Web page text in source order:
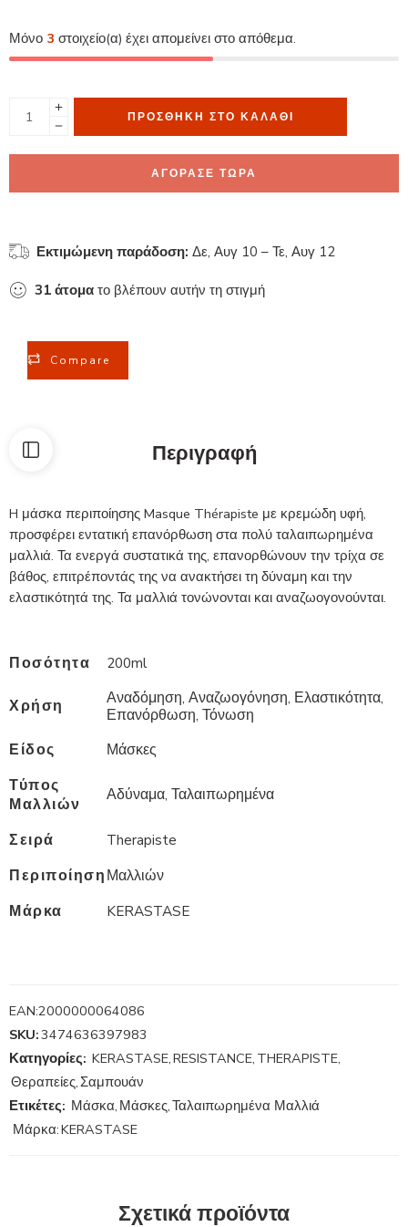
Μόνο 3 στοιχείο(α) έχει απομείνει στο απόθεμα.
ΠΡΟΣΘΉΚΗ ΣΤΟ ΚΑΛΆΘΙ
ΑΓΟΡΑΣΕ ΤΩΡΑ
Εκτιμώμενη παράδοση: Δε, Αυγ 10 – Τε, Αυγ 12
31 άτομα το βλέπουν αυτήν τη στιγμή
Compare
Περιγραφή
H μάσκα περιποίησης Masque Thérapiste με κρεμώδη υφή,
προσφέρει εντατική επανόρθωση στα πολύ ταλαιπωρημένα
μαλλιά. Τα ενεργά συστατικά της, επανορθώνουν την τρίχα σε
βάθος, επιτρέποντάς της να ανακτήσει τη δύναμη και την
ελαστικότητά της. Τα μαλλιά τονώνονται και αναζωογονούνται.
Ποσότητα 200ml
Χρήση
Αναδόμηση, Αναζωογόνηση, Ελαστικότητα,
Επανόρθωση, Τόνωση
Είδος
Μάσκες
Τύπος
Μαλλιών
Αδύναμα, Ταλαιπωρημένα
Σειρά
Therapiste
ΠεριποίησηΜαλλιών
Μάρκα
KERASTASE
EAN:2000000064086
SKU:3474636397983
Κατηγορίες: KERASTASE,RESISTANCE, THERAPISTE,
Θεραπείες,Σαμπουάν
Ετικέτες: Μάσκα, Μάσκες,Ταλαιπωρημένα Μαλλιά
Μάρκα:KERASTASE
Σχετικά προϊόντα